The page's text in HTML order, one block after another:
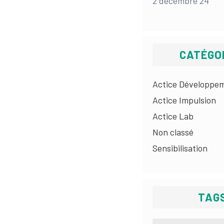
Actice
Actice Impulsion
Actice Lab
Non classé
Sensibilisation